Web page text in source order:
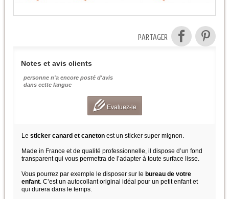
PARTAGER
Notes et avis clients
personne n'a encore posté d'avis
dans cette langue
Evaluez-le
Le sticker canard et caneton est un sticker super mignon.
Made in France et de qualité professionnelle, il dispose d’un fond
transparent qui vous permettra de l’adapter à toute surface lisse.
Vous pourrez par exemple le disposer sur le bureau de votre
enfant. C’est un autocollant original idéal pour un petit enfant et
qui durera dans le temps.